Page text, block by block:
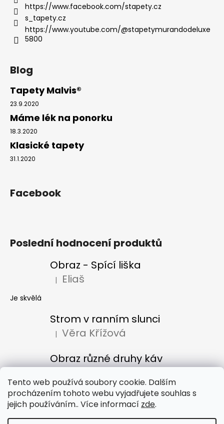
Tento web používá soubory cookie. Dalším
procházením tohoto webu vyjadřujete souhlas s
jejich používáním.. Více informací zde.
https://www.facebook.com/stapety.cz
s_tapety.cz
https://www.youtube.com/@stapetymurandodeluxe
5800
Blog
Tapety Malvis®
23.9.2020
Máme lék na ponorku
18.3.2020
Klasické tapety
31.1.2020
Facebook
Poslední hodnocení produktů
Obraz - Spící liška
Hodnocení produktu je 5 z 5 hvězdiček.
| Eliaš
Je skvělá
Strom v ranním slunci
Hodnocení produktu je 5 z 5 hvězdiček.
| Věra Křížová
Obraz různé druhy káv
Hodnocení produktu je 5 z 5 hvězdiček.